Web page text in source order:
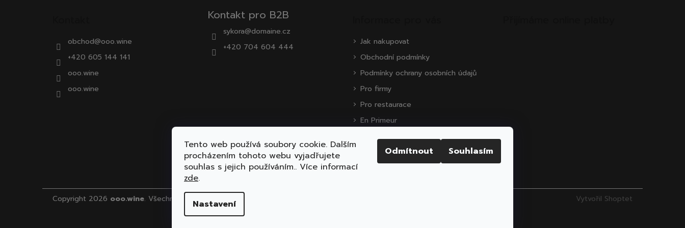
Tento web používá soubory cookie. Dalším
procházením tohoto webu vyjadřujete
souhlas s jejich používáním.. Více informací
zde.
Nastavení
Odmítnout Souhlasím
obchod@ooo.wine
+420 605 144 141
ooo.wine
ooo.wine
Kontakt pro B2B
sykora@domaine.cz
+420 704 604 444
Jak nakupovat
Obchodní podmínky
Podmínky ochrany osobních údajů
Pro firmy
Pro restaurace
En Primeur
Zákaznická podpora
Vytvořil Shoptet
Copyright 2026 ooo.wine. Všechna práva vyhrazena.